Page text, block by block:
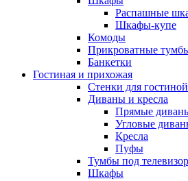
Распашные
Шкафы-купе
Комоды
Прикроватные
Банкетки
Гостиная и прихожая
Стенки для гостиной
Диваны и кресла
Прямые
Угловые
Кресла
Пуфы
Тумбы под телевизор
Шкафы